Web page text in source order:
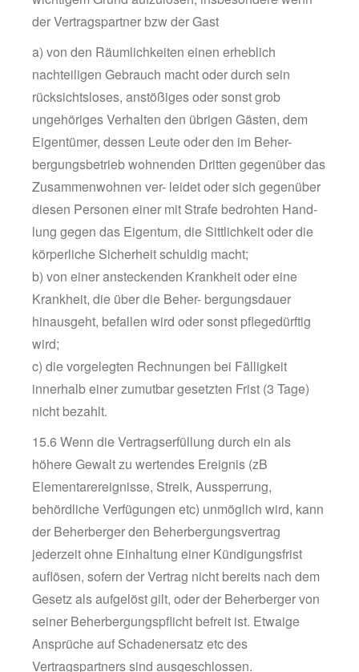
der Vertragspartner bzw der Gast
a) von den Räumlichkeiten einen erheblich
nachteiligen Gebrauch macht oder durch sein
rücksichtsloses, anstößiges oder sonst grob
ungehöriges Verhalten den übrigen Gästen, dem
Eigentümer, dessen Leute oder den im Beher-
bergungsbetrieb wohnenden Dritten gegenüber das
Zusammenwohnen ver- leidet oder sich gegenüber
diesen Personen einer mit Strafe bedrohten Hand-
lung gegen das Eigentum, die Sittlichkeit oder die
körperliche Sicherheit schuldig macht;
b) von einer ansteckenden Krankheit oder eine
Krankheit, die über die Beher- bergungsdauer
hinausgeht, befallen wird oder sonst pflegedürftig
wird;
c) die vorgelegten Rechnungen bei Fälligkeit
innerhalb einer zumutbar gesetzten Frist (3 Tage)
nicht bezahlt.
15.6 Wenn die Vertragserfüllung durch ein als
höhere Gewalt zu wertendes Ereignis (zB
Elementarereignisse, Streik, Aussperrung,
behördliche Verfügungen etc) unmöglich wird, kann
der Beherberger den Beherbergungsvertrag
jederzeit ohne Einhaltung einer Kündigungsfrist
auflösen, sofern der Vertrag nicht bereits nach dem
Gesetz als aufgelöst gilt, oder der Beherberger von
seiner Beherbergungspflicht befreit ist. Etwaige
Ansprüche auf Schadenersatz etc des
Vertragspartners sind ausgeschlossen.